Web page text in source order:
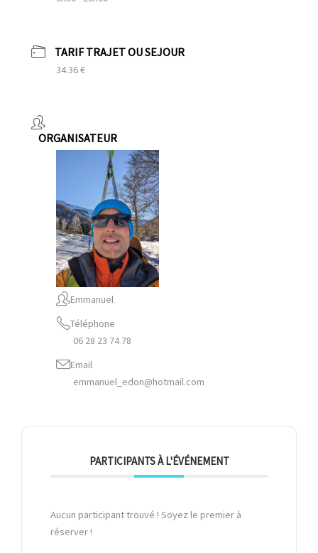
TARIF TRAJET OU SEJOUR
34.36 €
ORGANISATEUR
Emmanuel
Téléphone
06 28 23 74 78
Email
emmanuel_edon@hotmail.com
PARTICIPANTS À L'ÉVÉNEMENT
Aucun participant trouvé ! Soyez le premier à
réserver !